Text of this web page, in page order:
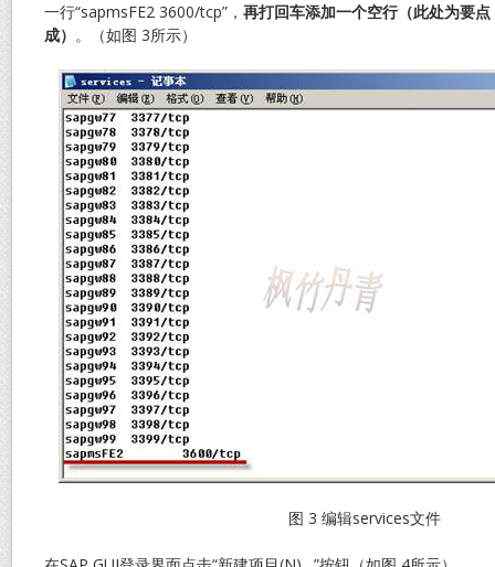
一行“sapmsFE2 3600/tcp”， 再打回车添加一个空行（此处为要
成） 。（如图 3所示）
图 3 编辑services文件